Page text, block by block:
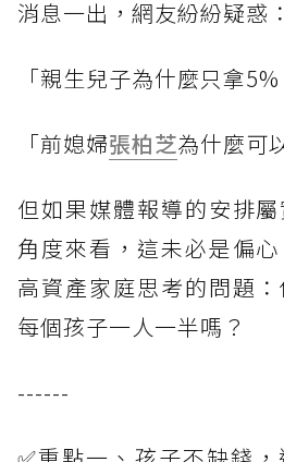
消息一出，網友紛紛疑惑：
「親生兒子為什麼只拿5%
「前媳婦張柏芝為什麼可
但如果媒體報導的安排
角度來看，這未必是偏
高資產家庭思考的問題
每個孩子一人一半嗎？
------